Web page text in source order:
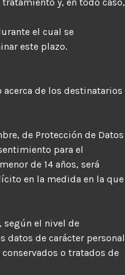
el cual se
este plazo.
de los destinatarios
de Protección de Datos
para el
de 14 años, será
en la medida en la que
según el nivel de
datos de carácter personal
o tratados de